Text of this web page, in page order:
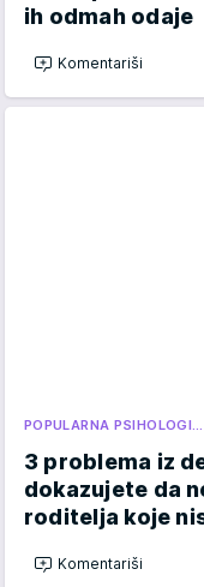
ih odmah odaje
Komentariši
POPULARNA PSIHOLOGI…
3 problema iz
dokazujete da
roditelja koje
Komentariši